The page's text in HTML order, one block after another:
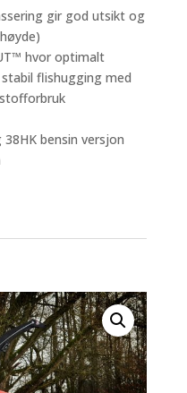
gir god utsikt og
hvor optimalt
flishugging med
38HK bensin versjon